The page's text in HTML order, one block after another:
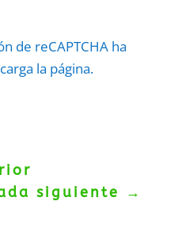
de reCAPTCHA ha
la página.
siguiente
→